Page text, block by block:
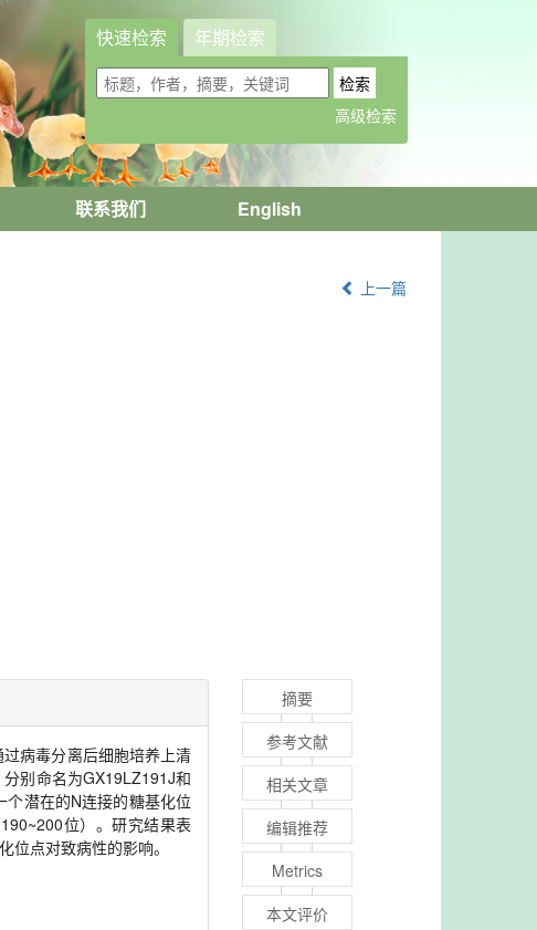
快速检索 年期检索
联系我们 English
上一篇
病毒分离后细胞培养上清
别命名为GX19LZ191J和
潜在的N连接的糖基化位
位）。研究结果表
点对致病性的影响。
摘要
参考文献
相关文章
编辑推荐
Metrics
本文评价